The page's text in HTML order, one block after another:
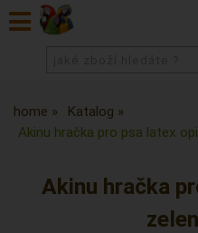
home
Katalog
Akinu hračka pro psa latex
Akinu hračka